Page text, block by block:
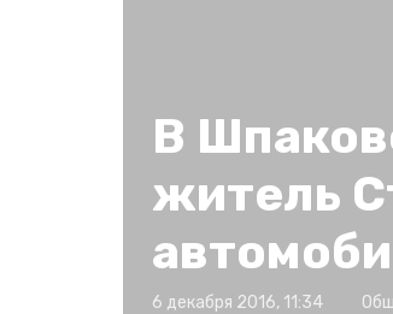
В
житель
6 декабря 2016, 11:34